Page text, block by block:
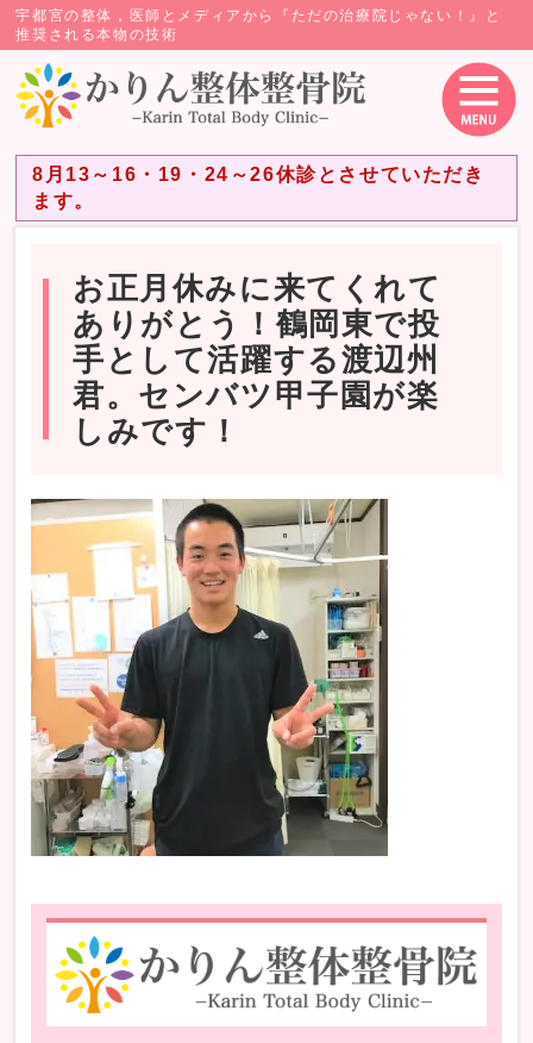
宇都宮の整体，医師とメディアから『ただの治療院じゃない！』と
推奨される本物の技術
8月13～16・19・24～26休診とさせていただき
ます。
お正月休みに来てくれて
ありがとう！鶴岡東で投
手として活躍する渡辺州
君。センバツ甲子園が楽
しみです！